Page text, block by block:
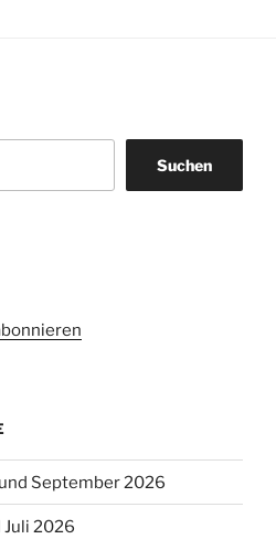
Suchen
September 2026
2026